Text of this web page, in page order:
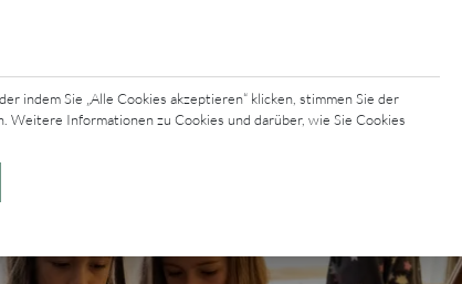
Sie „Alle Cookies akzeptieren“ klicken, stimmen Sie der
Weitere Informationen zu Cookies und darüber, wie Sie Cookies